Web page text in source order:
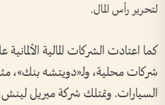
لتحرير رأس المال.
كما اعتادت الشركات المالية
شركات محلية، ولـ«دويتشه بنك»،
السيارات. وتمتلك شركة ميريل